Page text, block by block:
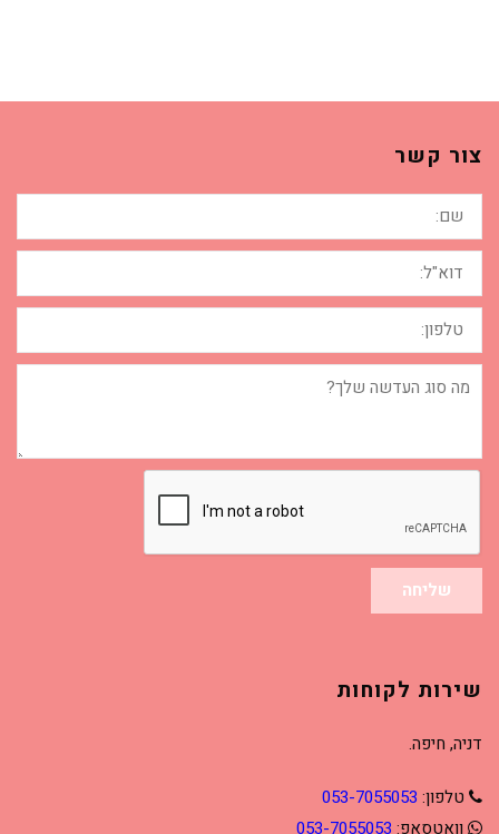
צור קשר
שם:
דוא"ל:
טלפון:
מה
סוג
שליחה
שירות לקוחות
דניה, חיפה.
טלפון: 053-7055053
וואטסאפ: 053-7055053